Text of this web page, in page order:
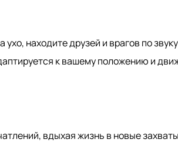
находите друзей и врагов по
к вашему положению и
вдыхая жизнь в новые